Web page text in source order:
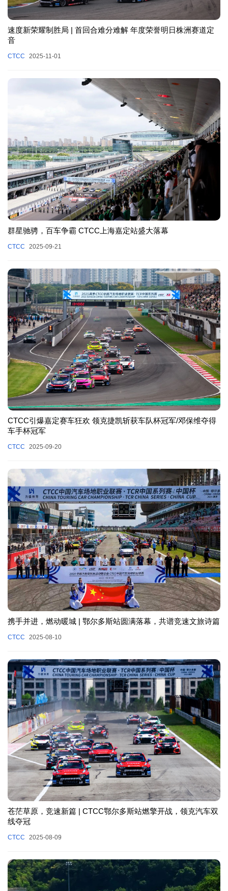
速度新荣耀制胜局 | 首回合难分难解 年度荣誉明日株洲赛道定
音
CTCC 2025-11-01
群星驰骋，百车争霸 CTCC上海嘉定站盛大落幕
CTCC 2025-09-21
CTCC引爆嘉定赛车狂欢 领克捷凯斩获车队杯冠军/邓保维夺得
车手杯冠军
CTCC 2025-09-20
携手并进，燃动暖城 | 鄂尔多斯站圆满落幕，共谱竞速文旅诗篇
CTCC 2025-08-10
苍茫草原，竞速新篇 | CTCC鄂尔多斯站燃擎开战，领克汽车双
线夺冠
CTCC 2025-08-09